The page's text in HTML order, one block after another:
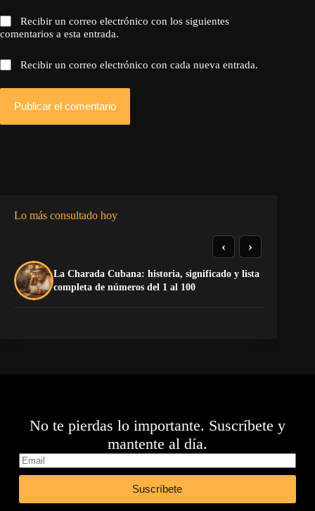
Recibir un correo electrónico con los siguientes
comentarios a esta entrada.
Recibir un correo electrónico con cada nueva entrada.
Publicar el comentario
Lo más consultado hoy
La Charada Cubana: historia, significado y lista
completa de números del 1 al 100
‹ ›
No te pierdas lo importante. Suscríbete y
mantente al día.
Suscríbete